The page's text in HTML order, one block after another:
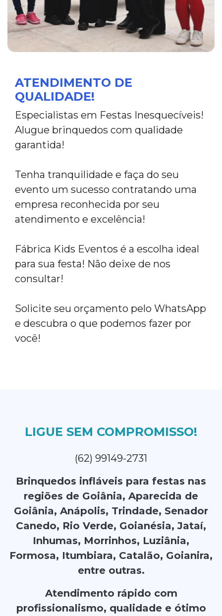
ATENDIMENTO DE
QUALIDADE!
Especialistas em Festas Inesquecíveis!
Alugue brinquedos com qualidade
garantida!
Tenha tranquilidade e faça do seu
evento um sucesso contratando uma
empresa reconhecida por seu
atendimento e excelência!
Fábrica Kids Eventos é a escolha ideal
para sua festa! Não deixe de nos
consultar!
Solicite seu orçamento pelo WhatsApp
e descubra o que podemos fazer por
você!
LIGUE SEM COMPROMISSO!
(62) 99149-2731
Brinquedos infláveis para festas nas
regiões de Goiânia, Aparecida de
Goiânia, Anápolis, Trindade, Senador
Canedo, Rio Verde, Goianésia, Jataí,
Inhumas, Morrinhos, Luziânia,
Formosa, Itumbiara, Catalão, Goianira,
entre outras.
Atendimento rápido com
profissionalismo, qualidade e ótimo